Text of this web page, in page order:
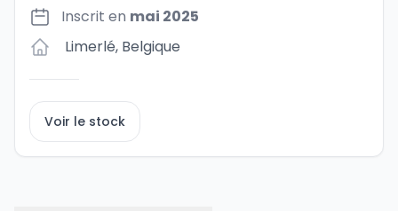
Inscrit en mai 2025
Limerlé, Belgique
Voir le stock